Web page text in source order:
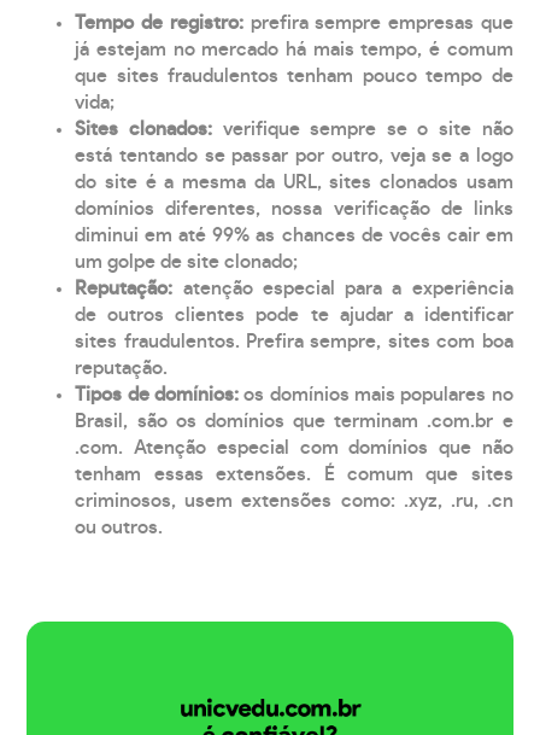
Tempo de registro: prefira sempre empresas que
já estejam no mercado há mais tempo, é comum
que sites fraudulentos tenham pouco tempo de
vida;
Sites clonados: verifique sempre se o site não
está tentando se passar por outro, veja se a logo
do site é a mesma da URL, sites clonados usam
domínios diferentes, nossa verificação de links
diminui em até 99% as chances de vocês cair em
um golpe de site clonado;
Reputação: atenção especial para a experiência
de outros clientes pode te ajudar a identificar
sites fraudulentos. Prefira sempre, sites com boa
reputação.
Tipos de domínios:os domínios mais populares no
Brasil, são os domínios que terminam .com.br e
.com. Atenção especial com domínios que não
tenham essas extensões. É comum que sites
criminosos, usem extensões como: .xyz, .ru, .cn
ou outros.